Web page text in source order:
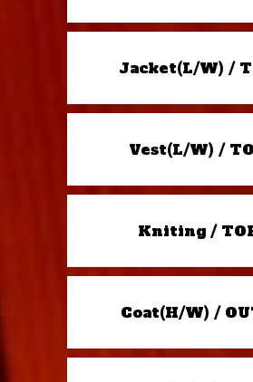
Jacket(L/W) /
Vest(L/W) /
Kniting /
Coat(H/W) /